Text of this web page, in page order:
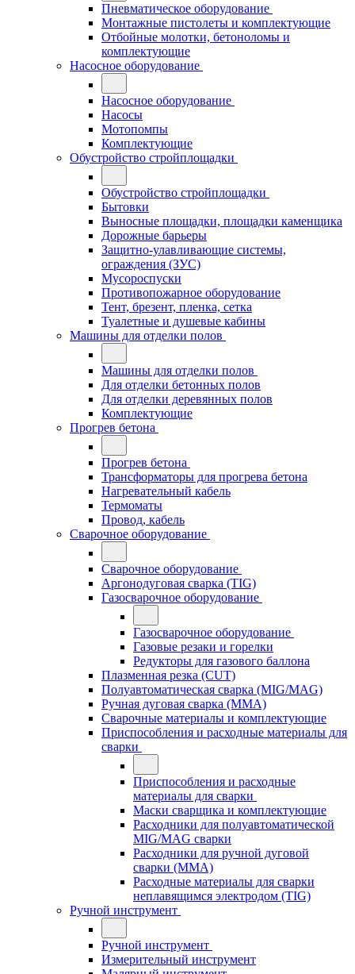
Пневматическое оборудование
Монтажные пистолеты и комплектующие
Отбойные молотки, бетоноломы и
комплектующие
Насосное оборудование
Насосное оборудование
Насосы
Мотопомпы
Комплектующие
Обустройство стройплощадки
Обустройство стройплощадки
Бытовки
Выносные площадки, площадки каменщика
Дорожные барьеры
Защитно-улавливающие системы,
ограждения (ЗУС)
Мусороспуски
Противопожарное оборудование
Тент, брезент, пленка, сетка
Туалетные и душевые кабины
Машины для отделки полов
Машины для отделки полов
Для отделки бетонных полов
Для отделки деревянных полов
Комплектующие
Прогрев бетона
Прогрев бетона
Трансформаторы для прогрева бетона
Нагревательный кабель
Термоматы
Провод, кабель
Сварочное оборудование
Сварочное оборудование
Аргонодуговая сварка (TIG)
Газосварочное оборудование
Газосварочное оборудование
Газовые резаки и горелки
Редукторы для газового баллона
Плазменная резка (CUT)
Полуавтоматическая сварка (MIG/MAG)
Ручная дуговая сварка (MMA)
Сварочные материалы и комплектующие
Приспособления и расходные материалы для
сварки
Приспособления и расходные
материалы для сварки
Маски сварщика и комплектующие
Расходники для полуавтоматической
MIG/MAG сварки
Расходники для ручной дуговой
сварки (MMA)
Расходные материалы для сварки
неплавящимся электродом (TIG)
Ручной инструмент
Ручной инструмент
Измерительный инструмент